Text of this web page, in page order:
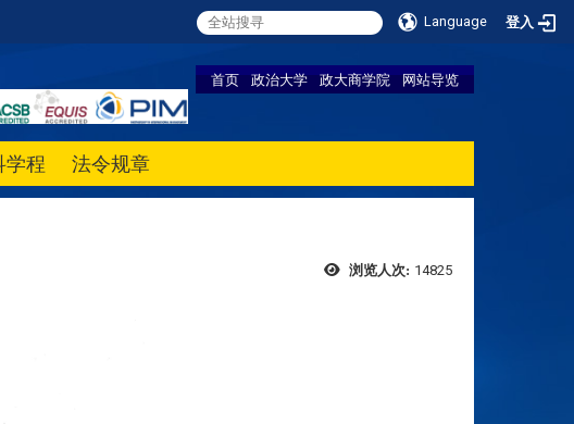
Language 登入
首页 政治大学 政大商学院 网站导览
学程 法令规章
浏览人次: 14825